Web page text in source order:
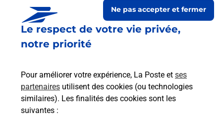
Le respect de votre vie privée,
notre priorité
Pour améliorer votre expérience, La Poste et ses
partenaires utilisent des cookies (ou technologies
similaires). Les finalités des cookies sont les
suivantes :
Ne pas accepter et fermer
Le lien s'ouvre dans un nouvel onglet